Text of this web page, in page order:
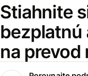
Stiahnite
bezplatnú
na prevod